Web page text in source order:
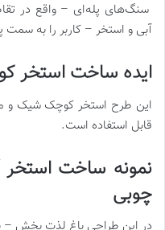
سنگ‌های پله‌ای – واقع در
آبی و استخر – کاربر را به
ایده ساخت استخر
این طرح استخر کوچک شیک و
قابل استفاده است.
نمونه ساخت استخر
چوبی